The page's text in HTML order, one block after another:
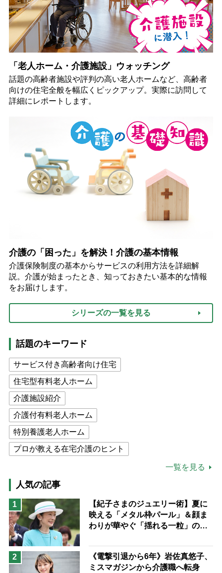
「老人ホーム・介護施設」ウォッチング
話題の高齢者施設や評判の高い老人ホームなど、高齢者
向けの住宅全般を幅広くピックアップ。実際に訪問して
詳細にレポートします。
介護の「困った」を解決！介護の基本情報
介護保険制度の基本からサービスの利用方法を詳細解
説。介護が始まったとき、知っておきたい基本的な情報
をお届けします。
シリーズの一覧を見る
話題のキーワード
サービス付き高齢者向け住宅
住宅型有料老人ホーム
介護施設紹介
介護付有料老人ホーム
特別養護老人ホーム
プロが教える在宅介護のヒント
高木ブー
ケアマネジャー
猫が母になつきません
息子の遠距離介護サバイバル術
兄がボケました
予防法
一覧を見る
人気の記事
1
【紀子さまのジュエリー術】夏に
映える「メタル枠パール」＆顔ま
わりが華やぐ「揺れる一粒」の使
2
《電撃引退から6年》岩佐真悠子、
ミスマガジンから介護職へ転身